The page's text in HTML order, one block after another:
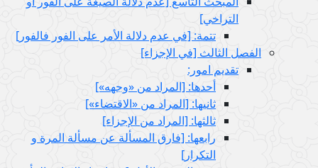
التراخي‏]
تتمة: [في عدم دلالة الأمر على الفور فالفور]
الفصل الثالث‏ [في الإجزاء]
تقديم امور:
أحدها: [المراد من «وجهه»]
ثانيها: [المراد من «الاقتضاء»]
ثالثها: [المراد من الإجزاء]
رابعها: [فارق المسألة عن مسألة المرة و
التكرار]